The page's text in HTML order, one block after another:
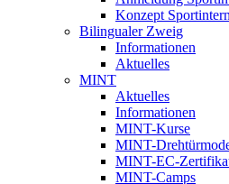
Konzept
Bilingualer Zweig
Informationen
Aktuelles
MINT
Aktuelles
Informationen
MINT-Kurse
MINT-
MINT-EC-
MINT-Camps